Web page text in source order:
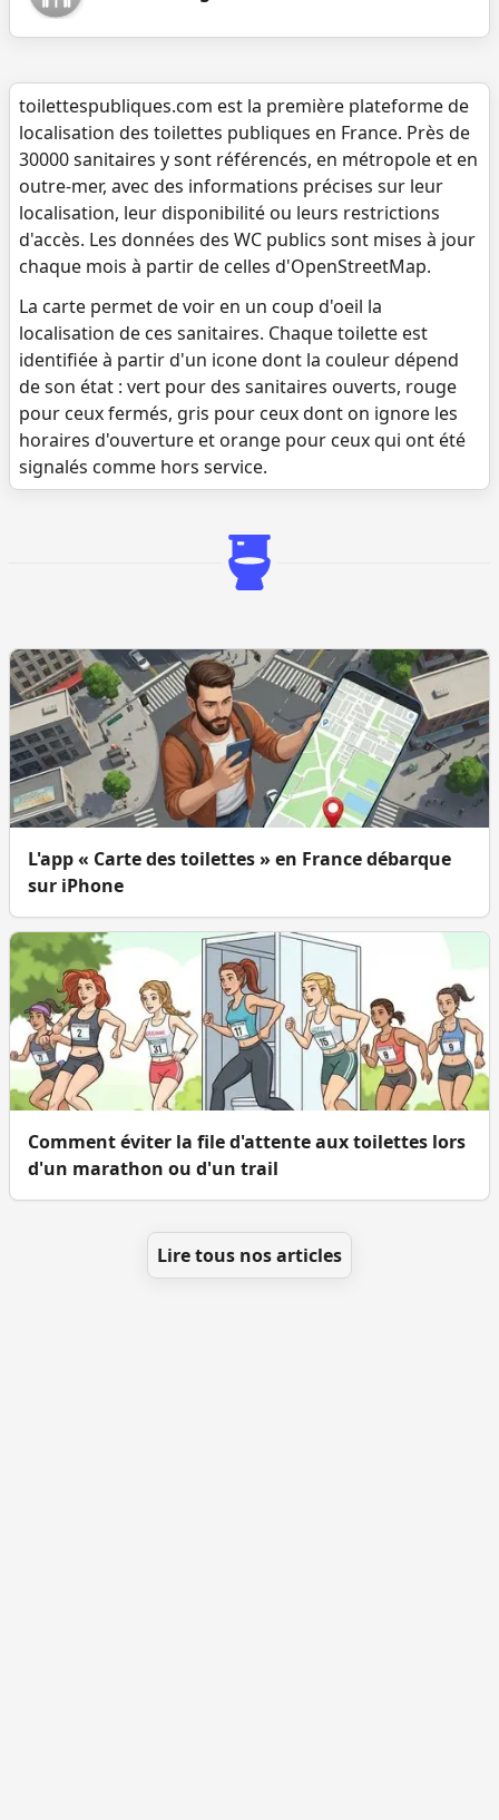
toilettespubliques.com est la première plateforme de
localisation des toilettes publiques en France. Près de
30000 sanitaires y sont référencés, en métropole et en
outre-mer, avec des informations précises sur leur
localisation, leur disponibilité ou leurs restrictions
d'accès. Les données des WC publics sont mises à jour
chaque mois à partir de celles d'OpenStreetMap.
La carte permet de voir en un coup d'oeil la
localisation de ces sanitaires. Chaque toilette est
identifiée à partir d'un icone dont la couleur dépend
de son état : vert pour des sanitaires ouverts, rouge
pour ceux fermés, gris pour ceux dont on ignore les
horaires d'ouverture et orange pour ceux qui ont été
signalés comme hors service.
L'app « Carte des toilettes » en France débarque
sur iPhone
Comment éviter la file d'attente aux toilettes lors
d'un marathon ou d'un trail
Lire tous nos articles